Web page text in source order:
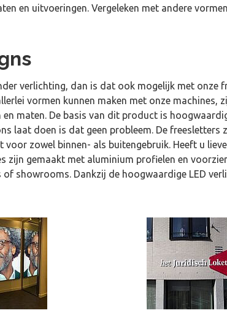
en uitvoeringen. Vergeleken met andere
verlichting, dan is dat ook mogelijk met onze
vormen kunnen maken met onze machines,
maten. De basis van dit product is
laat doen is dat geen probleem. De
zowel binnen- als buitengebruik. Heeft u
zijn gemaakt met aluminium profielen en
showrooms. Dankzij de hoogwaardige LED